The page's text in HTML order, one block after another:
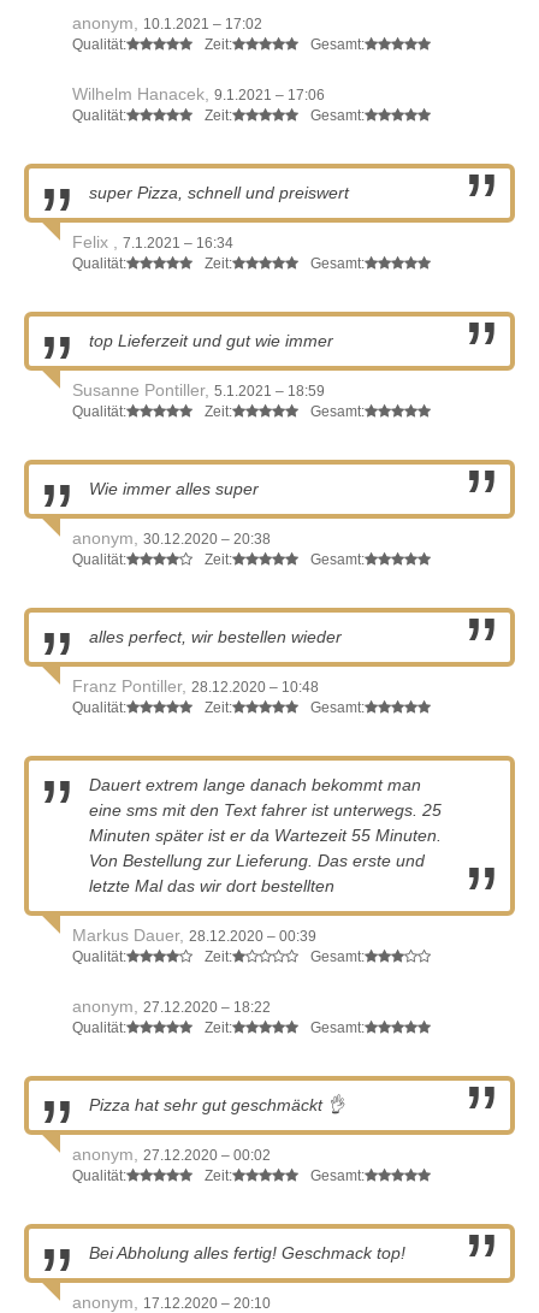
anonym,
10.1.2021 – 17:02
Qualität:
Zeit: Gesamt:
Wilhelm Hanacek, 9.1.2021 – 17:06
Qualität:
Zeit: Gesamt:
super Pizza, schnell und preiswert
Felix , 7.1.2021 – 16:34
Qualität:
Zeit: Gesamt:
top Lieferzeit und gut wie immer
Susanne Pontiller, 5.1.2021 – 18:59
Qualität:
Zeit: Gesamt:
Wie immer alles super
anonym, 30.12.2020 – 20:38
Qualität:
Zeit: Gesamt:
alles perfect, wir bestellen wieder
Franz Pontiller, 28.12.2020 – 10:48
Qualität:
Zeit: Gesamt:
Dauert extrem lange danach bekommt man
eine sms mit den Text fahrer ist unterwegs. 25
Minuten später ist er da Wartezeit 55 Minuten.
Von Bestellung zur Lieferung. Das erste und
letzte Mal das wir dort bestellten
Markus Dauer, 28.12.2020 – 00:39
Qualität:
Zeit: Gesamt:
anonym,
27.12.2020 – 18:22
Qualität:
Zeit: Gesamt:
Pizza hat sehr gut geschmäckt 👌
anonym,
27.12.2020 – 00:02
Qualität:
Zeit: Gesamt:
Bei Abholung alles fertig! Geschmack top!
anonym,
17.12.2020 – 20:10